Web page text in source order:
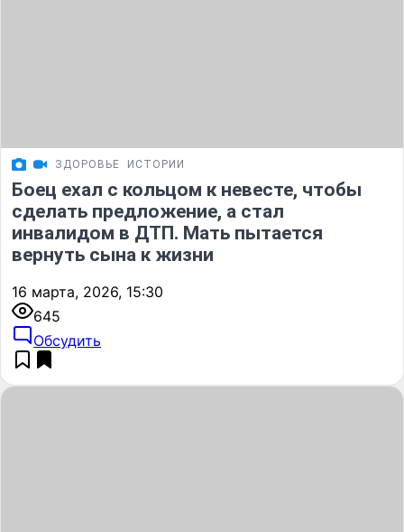
ЗДОРОВЬЕ ИСТОРИИ
Боец ехал с кольцом к невесте, чтобы
сделать предложение, а стал
инвалидом в ДТП. Мать пытается
вернуть сына к жизни
16 марта, 2026, 15:30
645
Обсудить